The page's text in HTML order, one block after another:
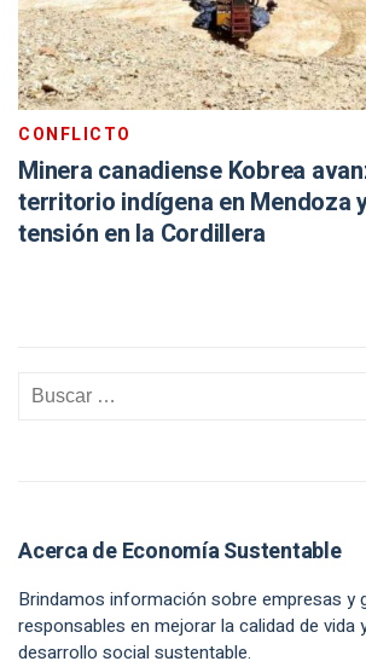
CONFLICTO
Minera canadiense Kobrea
territorio indígena en Mendoza
tensión en la Cordillera
Acerca de Economía Sustentable
Brindamos información sobre empresas y
responsables en mejorar la calidad de vida
desarrollo social sustentable.